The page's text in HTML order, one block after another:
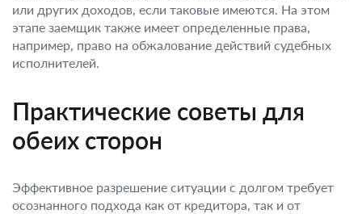
или других доходов, если таковые имеются. На этом
этапе заемщик также имеет определенные права,
например, право на обжалование действий судебных
исполнителей.
Практические советы для
обеих сторон
Эффективное разрешение ситуации с долгом требует
осознанного подхода как от кредитора, так и от